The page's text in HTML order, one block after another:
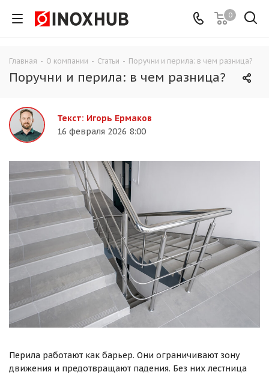
0
Главная - О компании - Статьи - Поручни и перила: в чем разница?
Поручни и перила: в чем разница?
Текст: Игорь Ермаков
16 февраля 2026 8:00
Перила работают как барьер. Они ограничивают зону
движения и предотвращают падения. Без них лестница